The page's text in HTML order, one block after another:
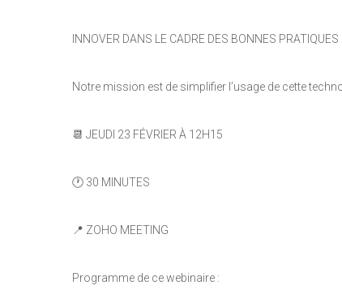
INNOVER DANS LE CADRE DES BONNES PRATIQUES
Notre mission est de simplifier l’usage de cette
📆 JEUDI 23 FÉVRIER À 12H15
🕐 30 MINUTES
📍 ZOHO MEETING
Programme de ce webinaire :